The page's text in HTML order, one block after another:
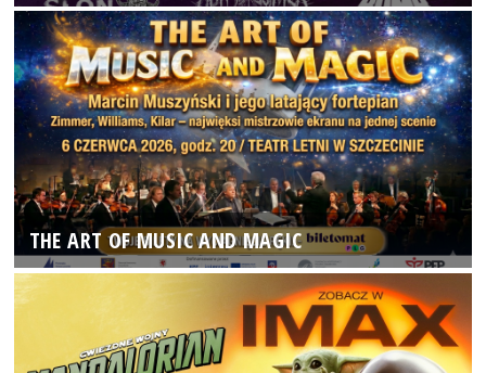
THE ART OF MUSIC AND MAGIC